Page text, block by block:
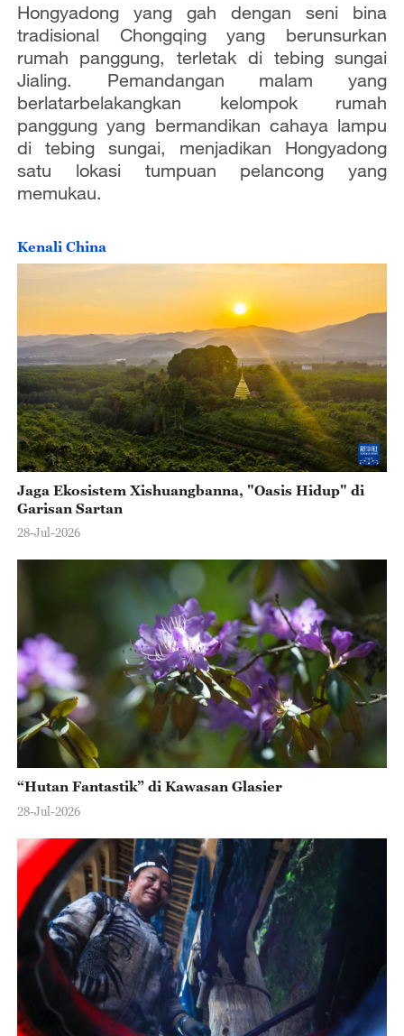
Hongyadong yang gah dengan seni bina
tradisional Chongqing yang berunsurkan
rumah panggung, terletak di tebing sungai
Jialing. Pemandangan malam yang
berlatarbelakangkan kelompok rumah
panggung yang bermandikan cahaya lampu
di tebing sungai, menjadikan Hongyadong
satu lokasi tumpuan pelancong yang
memukau.
Kenali China
Jaga Ekosistem Xishuangbanna, "Oasis Hidup" di
Garisan Sartan
28-Jul-2026
“Hutan Fantastik” di Kawasan Glasier
28-Jul-2026